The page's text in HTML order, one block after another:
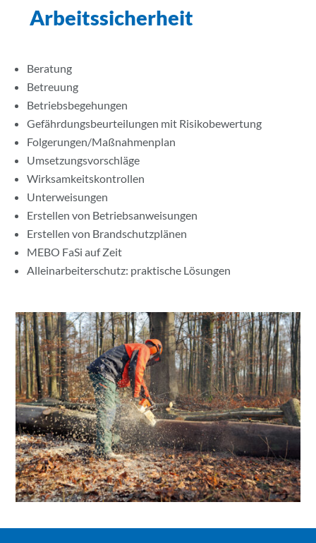
Arbeitssicherheit
Beratung
Betreuung
Betriebsbegehungen
Gefährdungsbeurteilungen mit Risikobewertung
Folgerungen/Maßnahmenplan
Umsetzungsvorschläge
Wirksamkeitskontrollen
Unterweisungen
Erstellen von Betriebsanweisungen
Erstellen von Brandschutzplänen
MEBO FaSi auf Zeit
Alleinarbeiterschutz: praktische Lösungen